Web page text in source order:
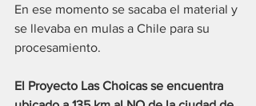
En ese momento se sacaba el material y
se llevaba en mulas a Chile para su
procesamiento.
El Proyecto Las Choicas se encuentra